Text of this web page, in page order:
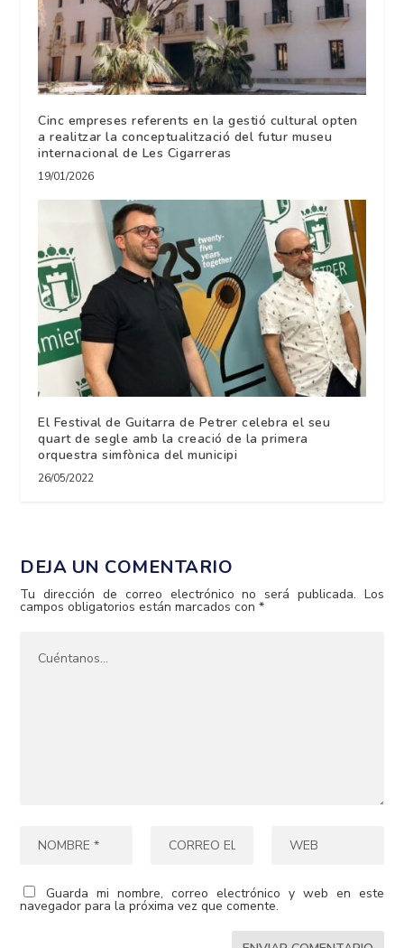
Cinc empreses referents en la gestió cultural opten
a realitzar la conceptualització del futur museu
internacional de Les Cigarreras
19/01/2026
El Festival de Guitarra de Petrer celebra el seu
quart de segle amb la creació de la primera
orquestra simfònica del municipi
26/05/2022
DEJA UN COMENTARIO
Tu dirección de correo electrónico no será publicada. Los
campos obligatorios están marcados con*
Guarda mi nombre, correo electrónico y web en este
navegador para la próxima vez que comente.